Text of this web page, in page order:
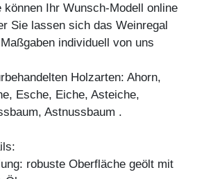
können Ihr Wunsch-Modell online
Sie lassen sich das Weinregal
individuell von uns
Holzarten: Ahorn,
Esche, Eiche, Asteiche,
Astnussbaum .
robuste Oberfläche geölt mit